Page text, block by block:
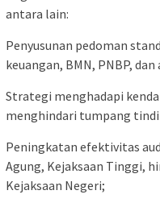
antara lain:
Penyusunan pedoman
keuangan, BMN, PNBP, dan
Strategi menghadapi
menghindari tumpang
Peningkatan efektivitas
Agung, Kejaksaan Tinggi,
Kejaksaan Negeri;